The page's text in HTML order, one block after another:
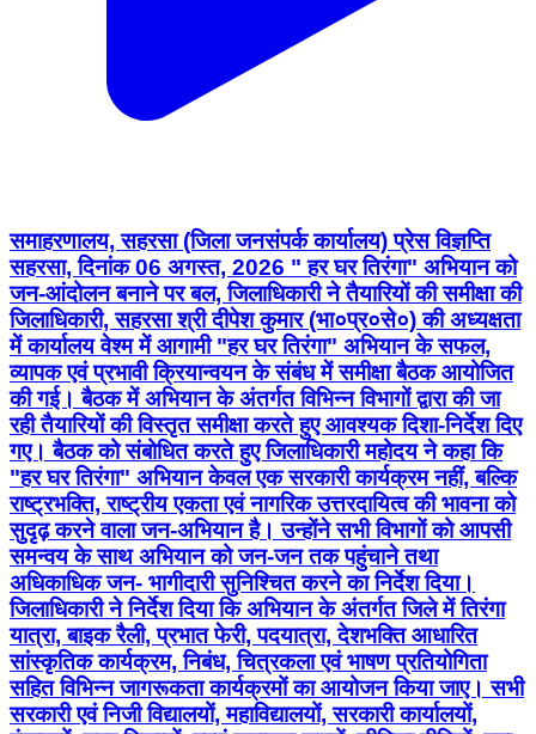
समाहरणालय, सहरसा (जिला जनसंपर्क कार्यालय) प्रेस विज्ञप्ति
सहरसा, दिनांक 06 अगस्त, 2026 " हर घर तिरंगा" अभियान को
जन-आंदोलन बनाने पर बल, जिलाधिकारी ने तैयारियों की समीक्षा की
जिलाधिकारी, सहरसा श्री दीपेश कुमार (भा०प्र०से०) की अध्यक्षता
में कार्यालय वेश्म में आगामी "हर घर तिरंगा" अभियान के सफल,
व्यापक एवं प्रभावी क्रियान्वयन के संबंध में समीक्षा बैठक आयोजित
की गई। बैठक में अभियान के अंतर्गत विभिन्न विभागों द्वारा की जा
रही तैयारियों की विस्तृत समीक्षा करते हुए आवश्यक दिशा-निर्देश दिए
गए। बैठक को संबोधित करते हुए जिलाधिकारी महोदय ने कहा कि
"हर घर तिरंगा" अभियान केवल एक सरकारी कार्यक्रम नहीं, बल्कि
राष्ट्रभक्ति, राष्ट्रीय एकता एवं नागरिक उत्तरदायित्व की भावना को
सुदृढ़ करने वाला जन-अभियान है। उन्होंने सभी विभागों को आपसी
समन्वय के साथ अभियान को जन-जन तक पहुंचाने तथा
अधिकाधिक जन- भागीदारी सुनिश्चित करने का निर्देश दिया।
जिलाधिकारी ने निर्देश दिया कि अभियान के अंतर्गत जिले में तिरंगा
यात्रा, बाइक रैली, प्रभात फेरी, पदयात्रा, देशभक्ति आधारित
सांस्कृतिक कार्यक्रम, निबंध, चित्रकला एवं भाषण प्रतियोगिता
सहित विभिन्न जागरूकता कार्यक्रमों का आयोजन किया जाए। सभी
सरकारी एवं निजी विद्यालयों, महाविद्यालयों, सरकारी कार्यालयों,